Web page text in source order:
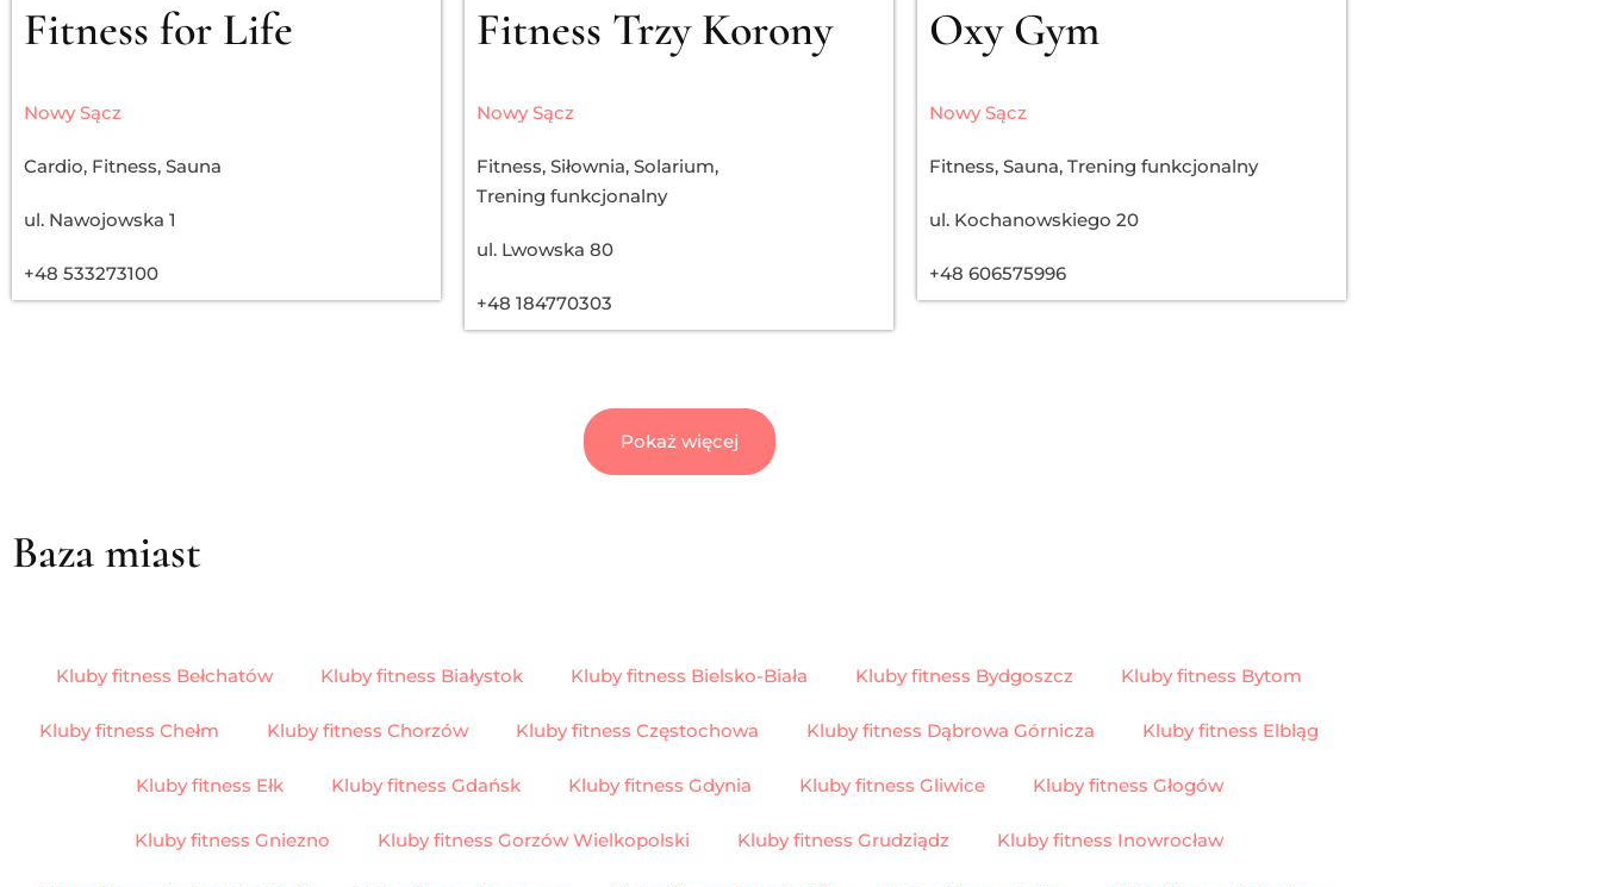
Fitness for Life
Nowy Sącz
Cardio, Fitness, Sauna
ul. Nawojowska 1
+48 533273100
Fitness Trzy Korony
Nowy Sącz
Fitness, Siłownia, Solarium,
Trening funkcjonalny
ul. Lwowska 80
+48 184770303
Oxy Gym
Nowy Sącz
Fitness, Sauna, Trening funkcjonalny
ul. Kochanowskiego 20
+48 606575996
Pokaż więcej
Baza miast
Kluby fitness Bełchatów Kluby fitness Białystok Kluby fitness Bielsko-Biała Kluby fitness Bydgoszcz Kluby fitness Bytom
Kluby fitness Chełm Kluby fitness Chorzów Kluby fitness Częstochowa Kluby fitness Dąbrowa Górnicza Kluby fitness Elbląg
Kluby fitness Ełk Kluby fitness Gdańsk Kluby fitness Gdynia Kluby fitness Gliwice Kluby fitness Głogów
Kluby fitness Gniezno Kluby fitness Gorzów Wielkopolski Kluby fitness Grudziądz Kluby fitness Inowrocław